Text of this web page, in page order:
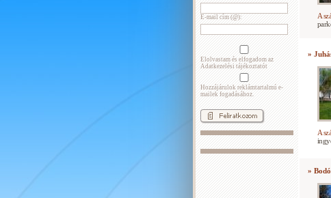
E-mail cím (@):
Elolvastam és elfogadom az
Adatkezelési tájékoztatót
Hozzájárulok reklámtartalmú e-
mailek fogadásához.
A
»
A
»